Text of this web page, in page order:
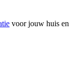
voor jouw huis en